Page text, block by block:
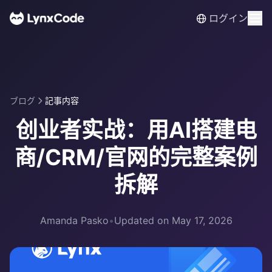
ログイン
ブログ 記事内容
创业者实战：用AI搭建电
商/CRM/官网的完整案例
拆解
Amanda Pasko•Updated on May 17, 2026